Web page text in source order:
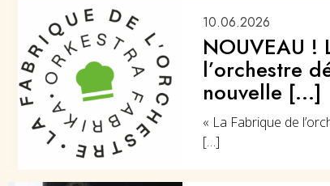
10.06.2026
NOUVEAU !
l’orchestre
nouvelle [...]
« La Fabrique de
[…]